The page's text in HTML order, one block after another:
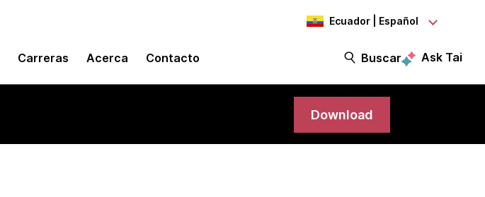
Ecuador | Español
Carreras Acerca Contacto Buscar Ask Tai
Download